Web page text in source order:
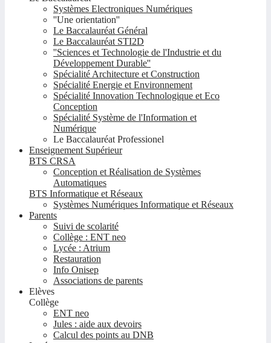
Systèmes Electroniques Numériques
''Une orientation''
Le Baccalauréat Général
Le Baccalauréat STI2D
''Sciences et Technologie de l'Industrie et du
Développement Durable''
Spécialité Architecture et Construction
Spécialité Energie et Environnement
Spécialité Innovation Technologique et Eco
Conception
Spécialité Système de l'Information et
Numérique
Le Baccalauréat Professionel
Enseignement Supérieur
BTS CRSA
Conception et Réalisation de Systèmes
Automatiques
BTS Informatique et Réseaux
Systèmes Numériques Informatique et Réseaux
Parents
Suivi de scolarité
Collège : ENT neo
Lycée : Atrium
Restauration
Info Onisep
Associations de parents
Elèves
Collège
ENT neo
Jules : aide aux devoirs
Calcul des points au DNB